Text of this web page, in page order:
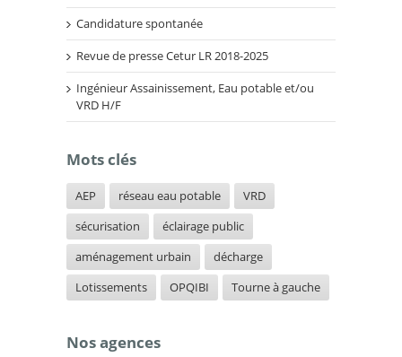
Candidature spontanée
Revue de presse Cetur LR 2018-2025
Ingénieur Assainissement, Eau potable et/ou
VRD H/F
Mots clés
AEP réseau eau potable
VRD
sécurisation
éclairage public
aménagement urbain
décharge
Lotissements
OPQIBI Tourne à gauche
Nos agences